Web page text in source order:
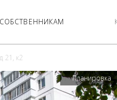
21, к2
Планировка